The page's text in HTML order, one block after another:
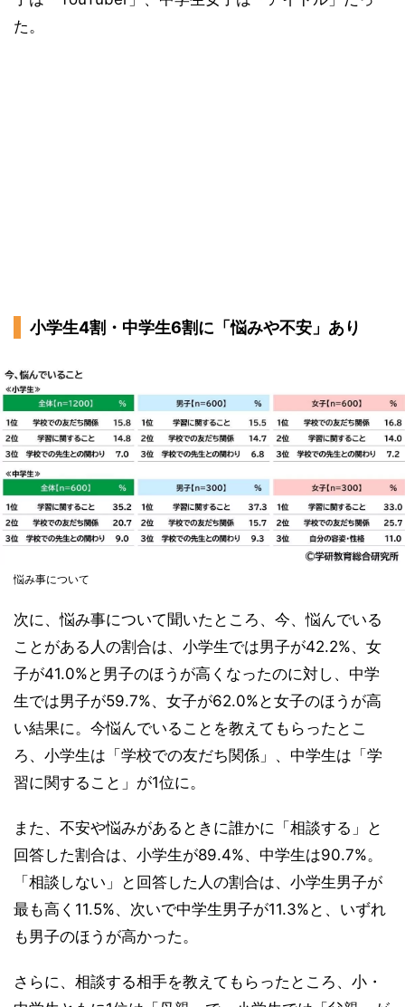
た。
小学生4割・中学生6割に「悩みや不安」あり
悩み事について
次に、悩み事について聞いたところ、今、悩んでいる
ことがある人の割合は、小学生では男子が42.2%、女
子が41.0%と男子のほうが高くなったのに対し、中学
生では男子が59.7%、女子が62.0%と女子のほうが高
い結果に。今悩んでいることを教えてもらったとこ
ろ、小学生は「学校での友だち関係」、中学生は「学
習に関すること」が1位に。
また、不安や悩みがあるときに誰かに「相談する」と
回答した割合は、小学生が89.4%、中学生は90.7%。
「相談しない」と回答した人の割合は、小学生男子が
最も高く11.5%、次いで中学生男子が11.3%と、いずれ
も男子のほうが高かった。
さらに、相談する相手を教えてもらったところ、小・